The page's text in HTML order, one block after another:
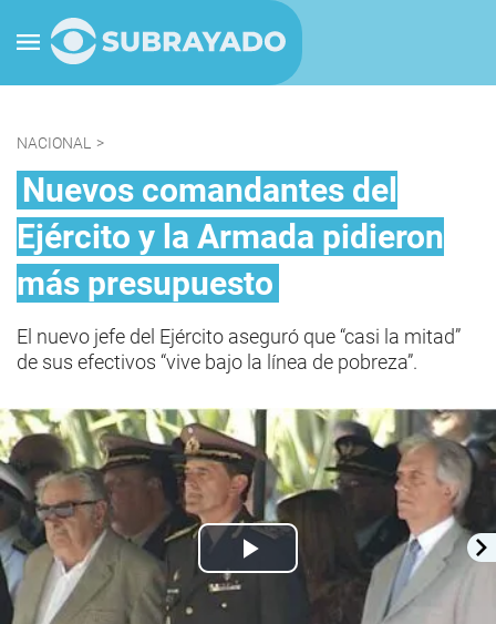
NACIONAL >
Nuevos comandantes del
Ejército y la Armada pidieron
más presupuesto
El nuevo jefe del Ejército aseguró que “casi la mitad”
de sus efectivos “vive bajo la línea de pobreza”.
Play